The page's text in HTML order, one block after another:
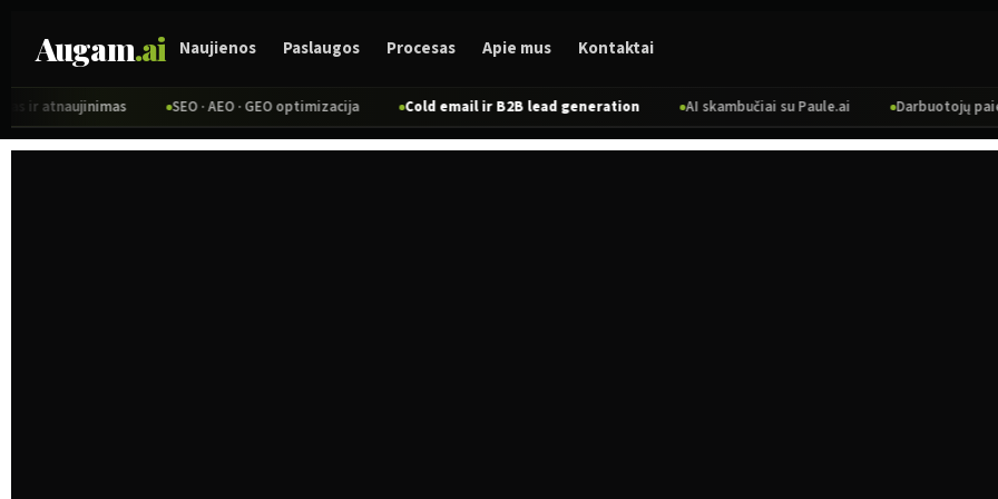
Augam.ai Naujienos Paslaugos Procesas Apie mus Kontaktai
SEO · AEO · GEO optimizacija Cold email ir B2B lead generation AI skambučiai su Paule.ai Darbuotojų paieška per